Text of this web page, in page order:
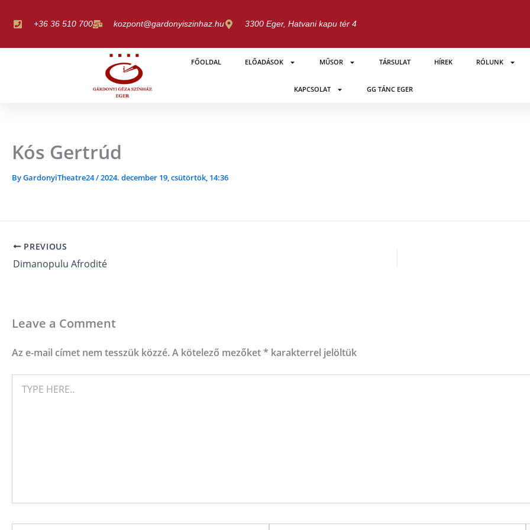
+36 36 510 700 kozpont@gardonyiszinhaz.hu 3300 Eger, Hatvani kapu tér 4
FŐOLDAL ELŐADÁSOK MŰSOR TÁRSULAT HÍREK RÓLUNK
KAPCSOLAT GG TÁNC EGER
Kós Gertrúd
ByGardonyiTheatre24/2024. december 19, csütörtök, 14:36
PREVIOUS
Dimanopulu Afrodité
Leave a Comment
Az e-mail címet nem tesszük közzé.A kötelező mezőket* karakterrel jelöltük
HERE..